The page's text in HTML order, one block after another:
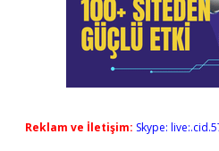
Reklam ve İletişim: Skype: